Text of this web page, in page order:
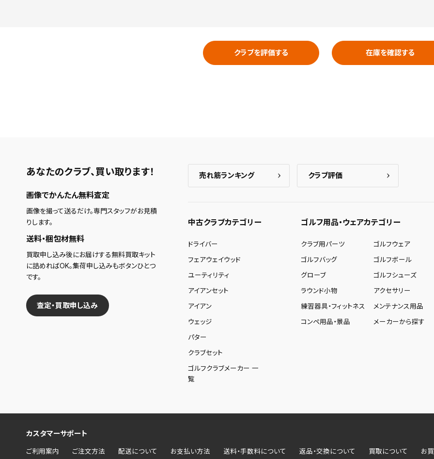
クラブを評価する 在庫を確認する
あなたのクラブ、 買い取ります！
画像でかんたん無料査定
画像を撮って送るだけ。専門スタッフがお見積
りします。
送料・梱包材無料
買取申し込み後にお届けする無料買取キット
に詰めればOK。集荷申し込みもボタンひとつ
です。
査定・買取申し込み
売れ筋ランキング クラブ評価
中古クラブカテゴリー
ドライバー
フェアウェイウッド
ユーティリティ
アイアンセット
アイアン
ウェッジ
パター
クラブセット
ゴルフクラブメーカー 一
覧
ゴルフ用品・ウェアカテゴリー
クラブ用パーツ
ゴルフウェア
ゴルフバッグ
ゴルフボール
グローブ
ゴルフシューズ
ラウンド小物
アクセサリー
練習器具・フィットネス
メンテナンス用品
コンペ用品・景品
メーカーから探す
カスタマーサポート
ご利用案内 ご注文方法 配送について お支払い方法 送料・手数料について 返品・交換について 買取について お